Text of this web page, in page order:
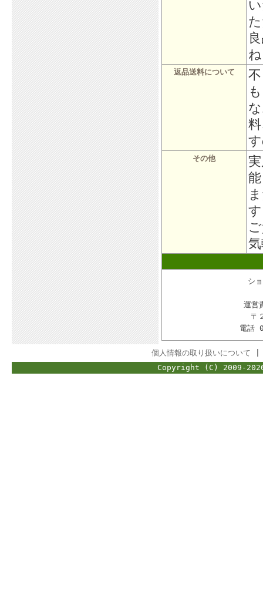
返品送料について
その他
シ
運営
〒
電話
個人情報の取り扱いについて
Copyright (C) 2009-